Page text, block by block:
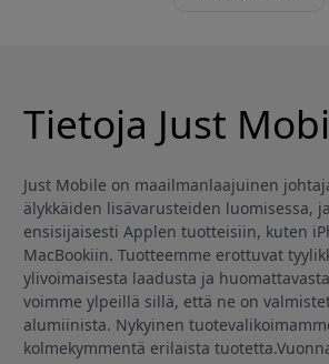
Tietoja Just
Just Mobile on maailmanlaajuinen
älykkäiden lisävarusteiden luomisessa,
ensisijaisesti Applen tuotteisiin, kuten
MacBookiin. Tuotteemme erottuvat
ylivoimaisesta laadusta ja
voimme ylpeillä sillä, että ne on
alumiinista. Nykyinen
kolmekymmentä erilaista